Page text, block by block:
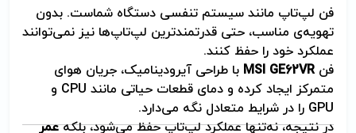
فن لپ‌تاپ مانند سیستم تنفسی دستگاه شماست. بدون
تهویه‌ی مناسب، حتی قدرتمندترین لپ‌تاپ‌ها نیز نمی‌توانند
عملکرد خود را حفظ کنند.
فنMSI GE62VR با طراحی آیرودینامیک، جریان هوای
متمرکز ایجاد کرده و دمای قطعات حیاتی مانند CPU و
GPU را در شرایط متعادل نگه می‌دارد.
در نتیجه، نه‌تنها عملکرد لپ‌تاپ حفظ می‌شود، بلکهعمر